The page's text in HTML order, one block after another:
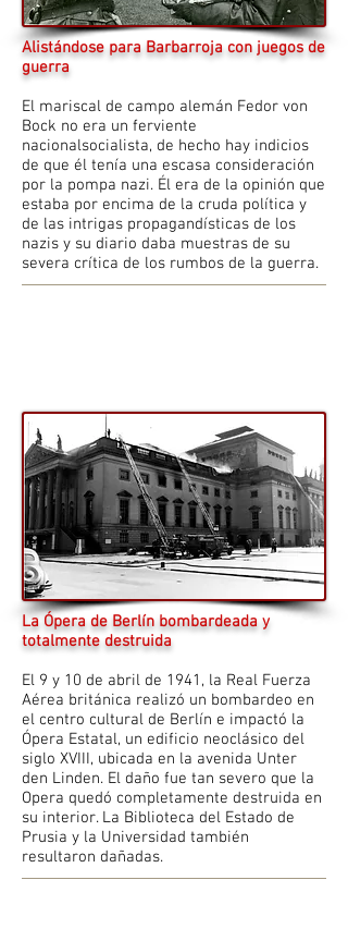
Alistándose para Barbarroja con juegos de
guerra
El mariscal de campo alemán Fedor von
Bock no era un ferviente
nacionalsocialista, de hecho hay indicios
de que él tenía una escasa consideración
por la pompa nazi. Él era de la opinión que
estaba por encima de la cruda política y
de las intrigas propagandísticas de los
nazis y su diario daba muestras de su
severa crítica de los rumbos de la guerra.
La Ópera de Berlín bombardeada y
totalmente destruida
El 9 y 10 de abril de 1941, la Real Fuerza
Aérea británica realizó un bombardeo en
el centro cultural de Berlín e impactó la
Ópera Estatal, un edificio neoclásico del
siglo XVIII, ubicada en la avenida Unter
den Linden. El daño fue tan severo que la
Opera quedó completamente destruida en
su interior. La Biblioteca del Estado de
Prusia y la Universidad también
resultaron dañadas.